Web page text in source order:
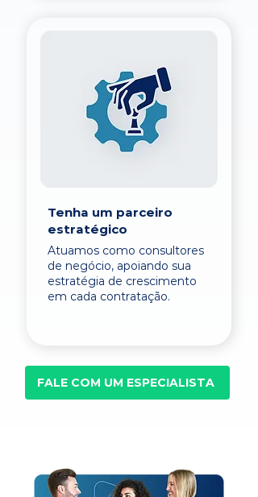
Tenha um parceiro
estratégico
Atuamos como consultores
de negócio, apoiando sua
estratégia de crescimento
em cada contratação.
FALE COM UM ESPECIALISTA